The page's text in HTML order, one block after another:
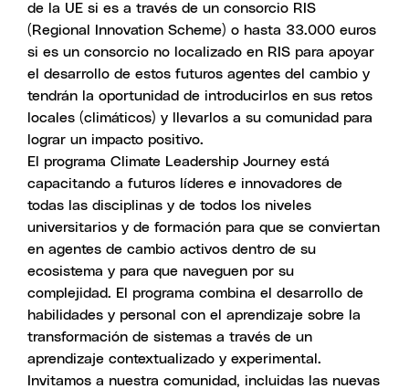
de la UE si es a través de un consorcio RIS
(Regional Innovation Scheme) o hasta 33.000 euros
si es un consorcio no localizado en RIS para apoyar
el desarrollo de estos futuros agentes del cambio y
tendrán la oportunidad de introducirlos en sus retos
locales (climáticos) y llevarlos a su comunidad para
lograr un impacto positivo.
El programa Climate Leadership Journey está
capacitando a futuros líderes e innovadores de
todas las disciplinas y de todos los niveles
universitarios y de formación para que se conviertan
en agentes de cambio activos dentro de su
ecosistema y para que naveguen por su
complejidad. El programa combina el desarrollo de
habilidades y personal con el aprendizaje sobre la
transformación de sistemas a través de un
aprendizaje contextualizado y experimental.
Invitamos a nuestra comunidad, incluidas las nuevas